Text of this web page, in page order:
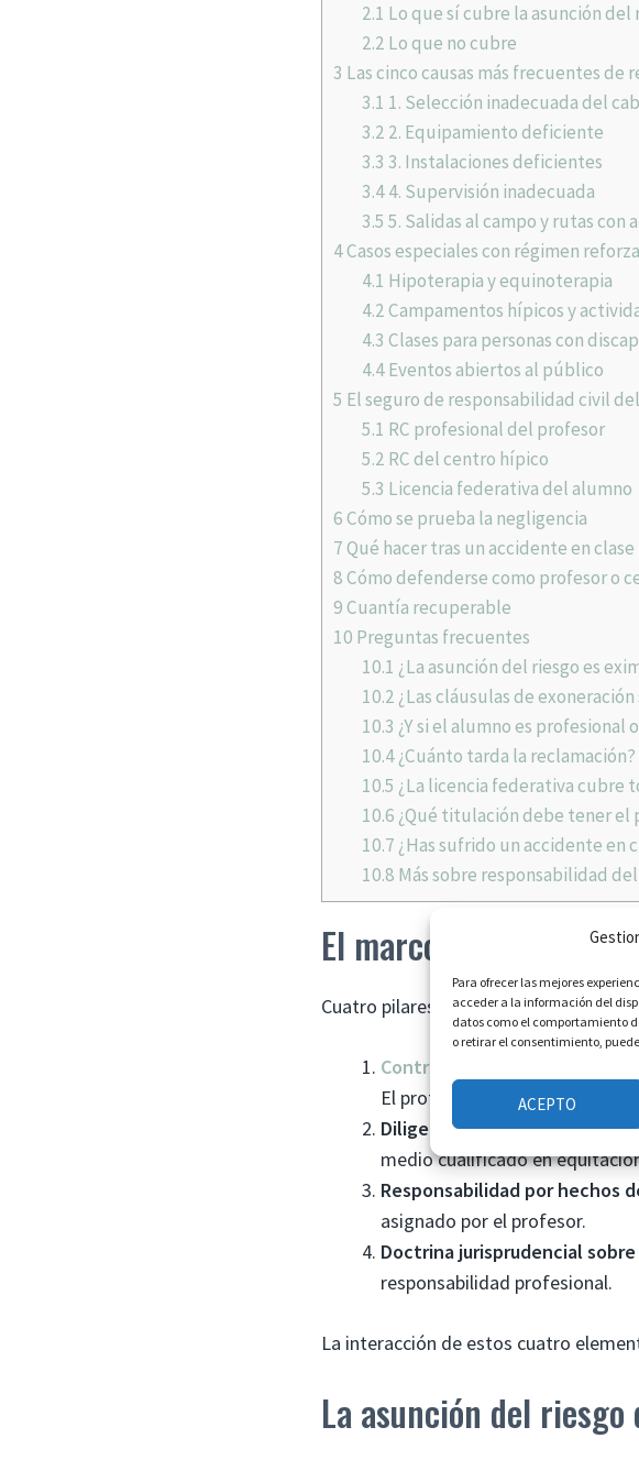
Para ofrecer las mejores
acceder a la información del
datos como el comportamiento
o retirar el consentimiento,
ACEPTO
2.1 Lo que sí cubre la asunción del
2.2 Lo que no cubre
3 Las cinco causas más frecuentes de
3.1 1. Selección inadecuada del
3.2 2. Equipamiento deficiente
3.3 3. Instalaciones deficientes
3.44. Supervisión inadecuada
3.5 5. Salidas al campo y rutas con
4Casos especiales con régimen
4.1 Hipoterapia y equinoterapia
4.2Campamentos hípicos y
4.3 Clases para personas con
4.4Eventos abiertos al público
5 El seguro de responsabilidad civil
5.1 RC profesional del profesor
5.2 RC del centro hípico
5.3 Licencia federativa del alumno
6Cómo se prueba la negligencia
7Qué hacer tras un accidente en clase
8Cómo defenderse como profesor o
9Cuantía recuperable
10 Preguntas frecuentes
10.1 ¿La asunción del riesgo es
10.2 ¿Las cláusulas de exoneración
10.3 ¿Y si el alumno es profesional
10.4¿Cuánto tarda la reclamación?
10.5 ¿La licencia federativa cubre
10.6 ¿Qué titulación debe tener el
10.7 ¿Has sufrido un accidente en
10.8 Más sobre responsabilidad
El marco jurídico de
Cuatro pilares normativos confluyen:
Contrato
entre
El profesor se obliga a prestar
Diligencia exigible(artículos
medio cualificado en
Responsabilidad por hechos
asignado por el profesor.
Doctrina jurisprudencial
responsabilidad profesional.
La interacción de estos cuatro
La asunción del